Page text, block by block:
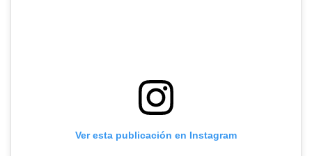
Ver esta publicación en Instagram